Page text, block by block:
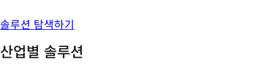
솔루션 탐색하기
산업별 솔루션